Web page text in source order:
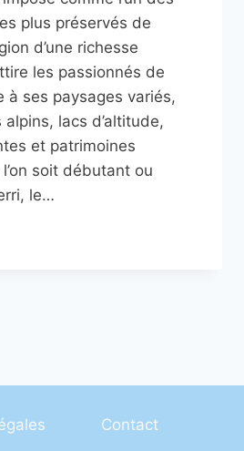
plus préservés de
d’une richesse
les passionnés de
à ses paysages variés,
lacs d’altitude,
et patrimoines
soit débutant ou
le…
Contact